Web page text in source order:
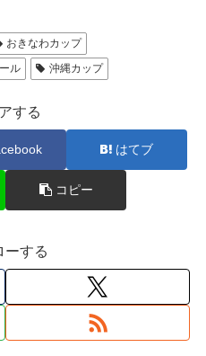
おきなわカップ
ル
沖縄カップ
する
はてブ
コピー
ーする